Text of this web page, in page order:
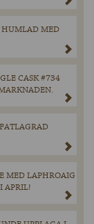
HUMLAD MED
CASK #734
MED LAPHROAIG
APRIL!